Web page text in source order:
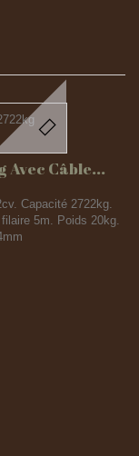
Avec Câble...
Capacité 2722kg.
5m. Poids 20kg.